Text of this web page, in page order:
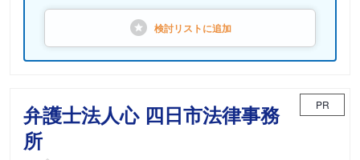
検討リストに追加
弁護士法人心 四日市法律事務
所
PR